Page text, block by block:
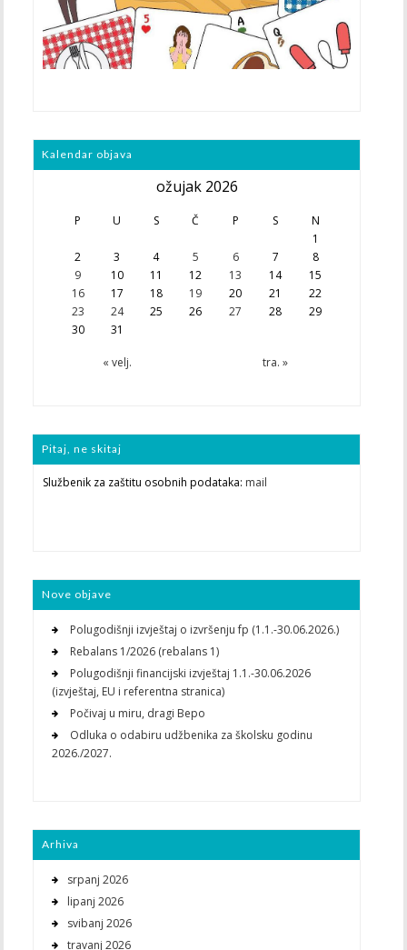
Kalendar objava
ožujak 2026
P U S Č P S N
« velj. tra. »
1
2
3 4 5 6 7
8
9
10 11 12 13 14
15
16
17 18 19 20 21
22
23
24 25 26 27 28
29
30
31
Pitaj, ne skitaj
Službenik za zaštitu osobnih podataka: mail
Nove objave
Polugodišnji izvještaj o izvršenju fp (1.1.-30.06.2026.)
Rebalans 1/2026 (rebalans 1)
Polugodišnji financijski izvještaj 1.1.-30.06.2026
(izvještaj, EU i referentna stranica)
Počivaj u miru, dragi Bepo
Odluka o odabiru udžbenika za školsku godinu
2026./2027.
Arhiva
srpanj 2026
lipanj 2026
svibanj 2026
travanj 2026